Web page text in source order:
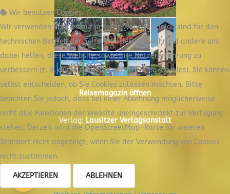
Reisemagazin öffnen
Verlag: Lausitzer Verlagsanstalt
Wir benutzen Cookies
Wir verwenden Cookies auf unserer Website. Einige sind für den
technischen Betrieb der Seite erforderlich, während andere uns
dabei helfen, diese Website sowie Ihre Nutzererfahrung zu
verbessern (z. B. durch Analyse- und Tracking-Cookies). Sie können
selbst entscheiden, ob Sie Cookies zulassen möchten. Bitte
beachten Sie jedoch, dass bei einer Ablehnung möglicherweise
nicht alle Funktionen der Website uneingeschränkt zur Verfügung
stehen. Derzeit wird die OpenStreetMap-Karte für unseren
Standort nicht angezeigt, wenn Sie der Verwendung von Cookies
nicht zustimmen.
AKZEPTIEREN ABLEHNEN